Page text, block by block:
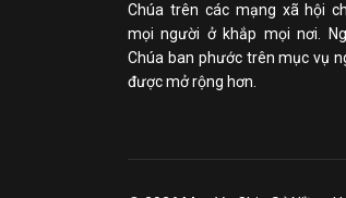
Chúa trên các mạng xã hội
mọi người ở khắp mọi nơi.
Chúa ban phước trên mục vụ
được mở rộng hơn.